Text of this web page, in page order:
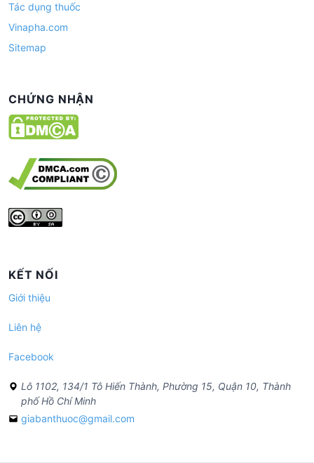
Tác dụng thuốc
Vinapha.com
Sitemap
CHỨNG NHẬN
KẾT NỐI
Giới thiệu
Liên hệ
Facebook
Lô 1102, 134/1 Tô Hiến Thành, Phường 15, Quận 10, Thành
phố Hồ Chí Minh
giabanthuoc@gmail.com